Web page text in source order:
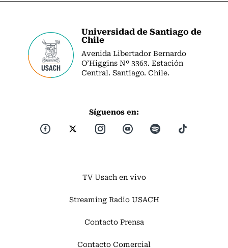
Universidad de Santiago de
Chile
Avenida Libertador Bernardo
O’Higgins Nº 3363. Estación
Central. Santiago. Chile.
Síguenos en:
TV Usach en vivo
Streaming Radio USACH
Contacto Prensa
Contacto Comercial